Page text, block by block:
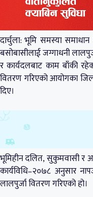
दार्चुला: भूमि समस्या
बसोबासीलाई जग्गाधनी
र कार्यदलबाट काम बाँकी
वितरण गरिएको आयोगका
दिए।
भूमिहीन दलित, सुकुमवासी र
कार्यविधि–२०७८ अनुसार
लालपुर्जा वितरण गरिएको हो।